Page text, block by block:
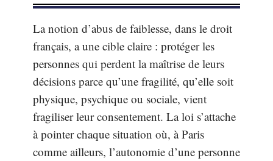
La notion d’abus de faiblesse, dans le droit
français, a une cible claire : protéger les
personnes qui perdent la maîtrise de leurs
décisions parce qu’une fragilité, qu’elle soit
physique, psychique ou sociale, vient
fragiliser leur consentement. La loi s’attache
à pointer chaque situation où, à Paris
comme ailleurs, l’autonomie d’une personne